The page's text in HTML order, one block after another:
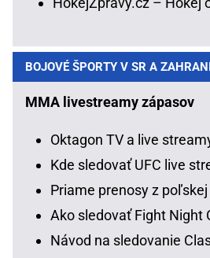
BOJOVÉ ŠPORTY V SR A
MMA livestreamy zápasov
Oktagon TV a live
Kde sledovať UFC live
Priame prenosy z poľskej
Ako sledovať Fight Night
Návod na sledovanie